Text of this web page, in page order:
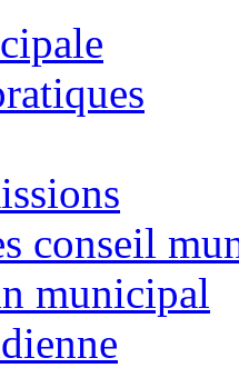
conseil
municipal